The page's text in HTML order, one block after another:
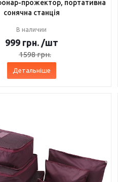
прожектор, портативна
сонячна станція
В наличии
999 грн. /шт
1598грн.
Детальніше